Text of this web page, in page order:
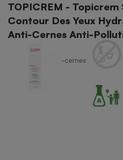
TOPICREM - Topicrem
Contour Des Yeux
Anti-Cernes Anti-
Sensi
Maquillage - Anti-cernes